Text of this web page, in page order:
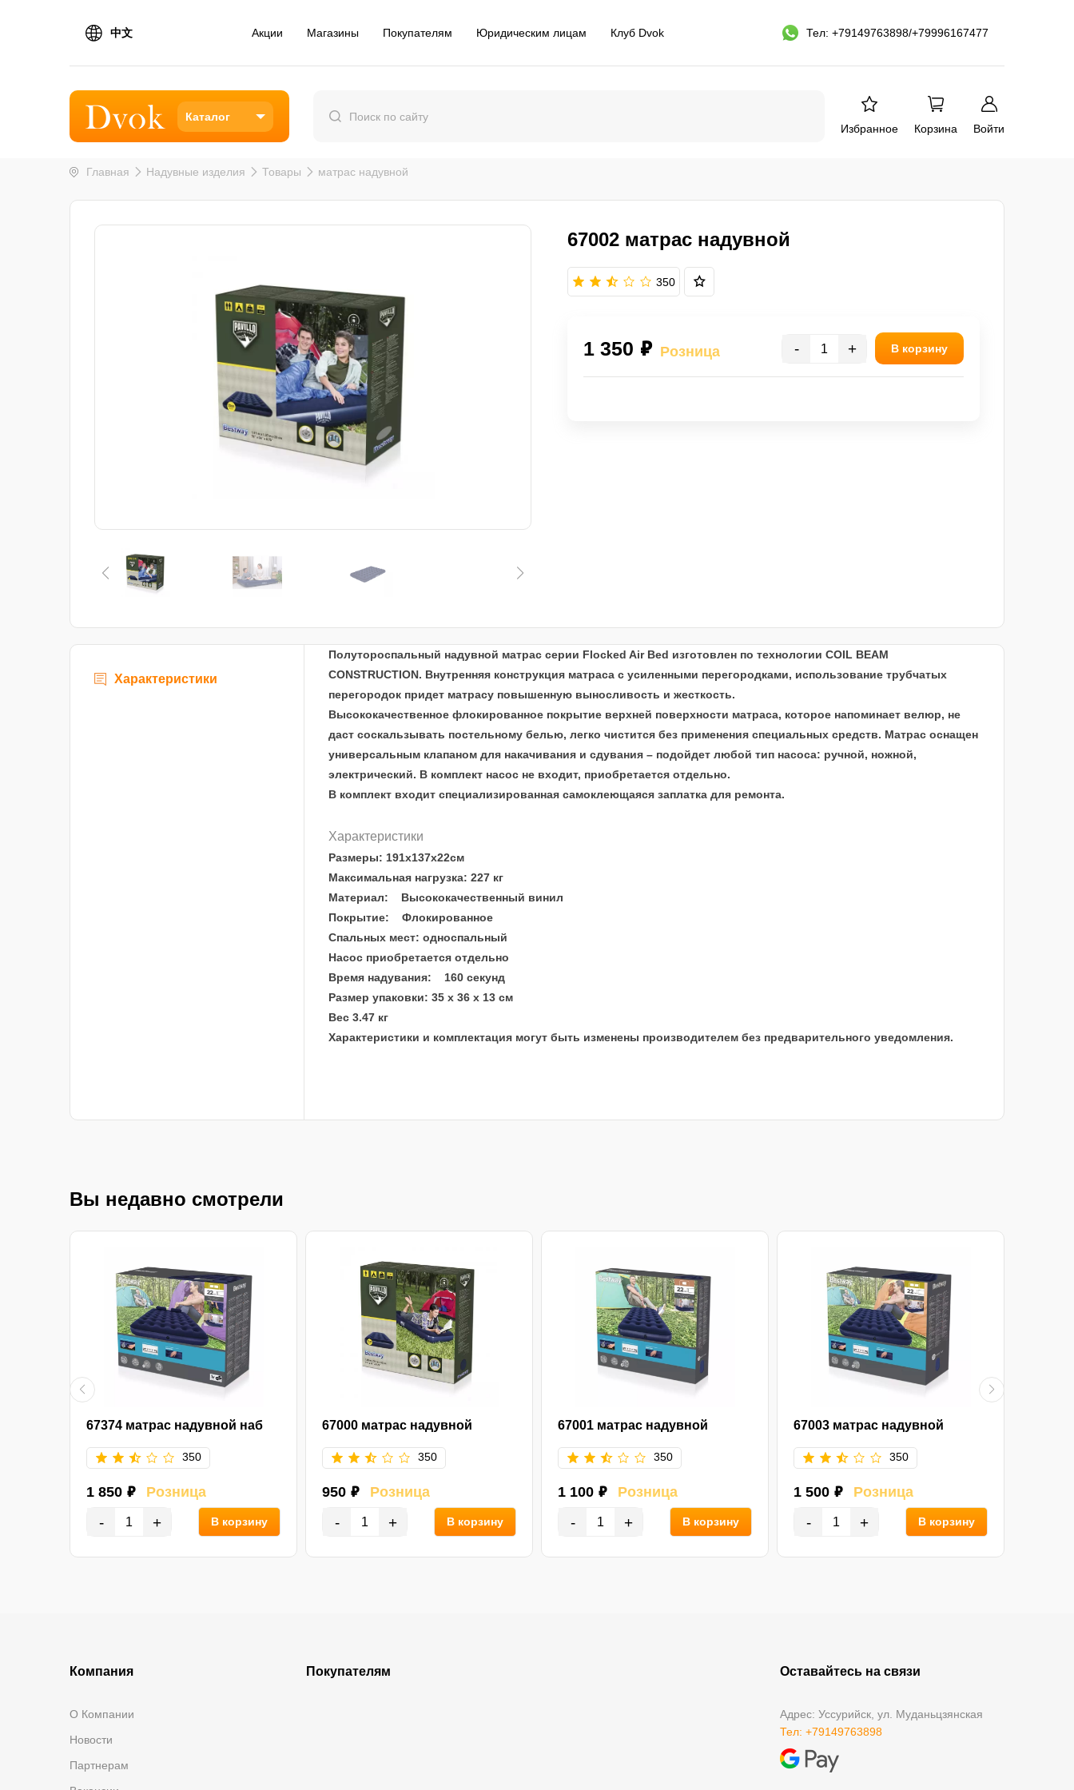
中文 Акции Магазины Покупателям Юридическим лицам Клуб Dvok Тел: +79149763898/+79996167477
Каталог
Избранное
Корзина Войти
Главная Надувные изделия Товары матрас надувной
67002 матрас надувной
350
1 350 ₽ Розница - + В корзину
Характеристики
Полутороспальный надувной матрас серии Flocked Air Bed изготовлен по технологии COIL BEAM
CONSTRUCTION. Внутренняя конструкция матраса с усиленными перегородками, использование трубчатых
перегородок придет матрасу повышенную выносливость и жесткость.
Высококачественное флокированное покрытие верхней поверхности матраса, которое напоминает велюр, не
даст соскальзывать постельному белью, легко чистится без применения специальных средств. Матрас оснащен
универсальным клапаном для накачивания и сдувания – подойдет любой тип насоса: ручной, ножной,
электрический. В комплект насос не входит, приобретается отдельно.
В комплект входит специализированная самоклеющаяся заплатка для ремонта.
Характеристики
Размеры: 191х137х22см
Максимальная нагрузка: 227 кг
Материал: Высококачественный винил
Покрытие: Флокированное
Спальных мест: односпальный
Насос приобретается отдельно
Время надувания: 160 секунд
Размер упаковки: 35 x 36 x 13 см
Вес 3.47 кг
Характеристики и комплектация могут быть изменены производителем без предварительного уведомления.
Вы недавно смотрели
67374 матрас надувной наб
350
1 850 ₽ Розница
- + В корзину
67000 матрас надувной
350
950 ₽ Розница
- + В корзину
67001 матрас надувной
350
1 100 ₽ Розница
- + В корзину
67003 матрас надувной
350
1 500 ₽ Розница
- + В корзину
Компания
О Компании
Новости
Партнерам
Покупателям Оставайтесь на связи
Адрес: Уссурийск, ул. Муданьцзянская
Тел: +79149763898